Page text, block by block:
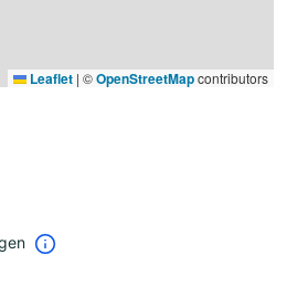
Leaflet | ©OpenStreetMapcontributors